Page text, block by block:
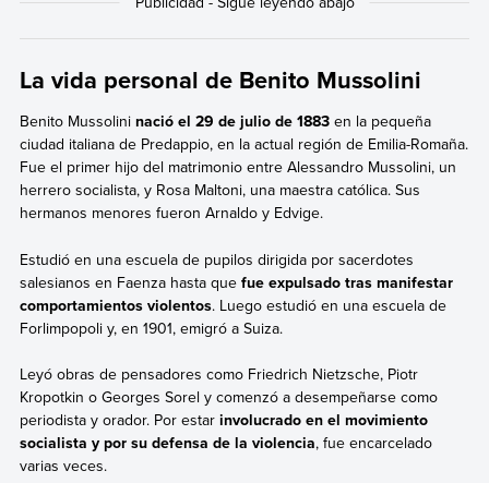
La vida personal de Benito Mussolini
Benito Mussolini nació el 29 de julio de 1883en la pequeña
ciudad italiana de Predappio, en la actual región de Emilia-Romaña.
Fue el primer hijo del matrimonio entre Alessandro Mussolini, un
herrero socialista, y Rosa Maltoni, una maestra católica. Sus
hermanos menores fueron Arnaldo y Edvige.
Estudió en una escuela de pupilos dirigida por sacerdotes
salesianos en Faenza hasta que fue expulsado tras manifestar
comportamientos violentos. Luego estudió en una escuela de
Forlimpopoli y, en 1901, emigró a Suiza.
Leyó obras de pensadores como Friedrich Nietzsche, Piotr
Kropotkin o Georges Sorel y comenzó a desempeñarse como
periodista y orador. Por estarinvolucrado en el movimiento
socialista y por su defensa de la violencia, fue encarcelado
varias veces.